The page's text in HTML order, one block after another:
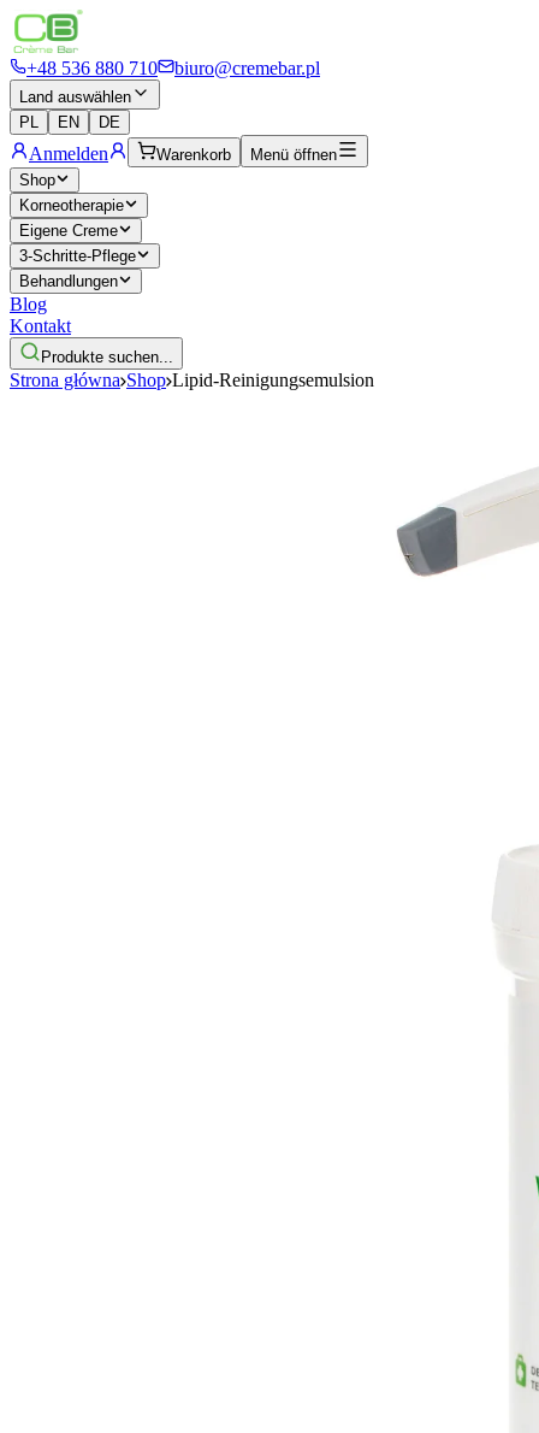
+48 536 880 710 biuro@cremebar.pl
Land auswählen
PL
EN DE
Anmelden Warenkorb
Menü öffnen
Shop
Korneotherapie
Eigene Creme
3-Schritte-Pflege
Behandlungen
Blog
Kontakt
Produkte suchen...
Strona główna Shop Lipid-Reinigungsemulsion